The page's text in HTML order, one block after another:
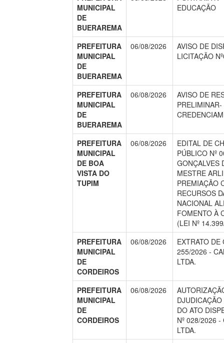
MUNICIPAL
DE
BUERAREMA
EDUCAÇÃO
PREFEITURA
MUNICIPAL
DE
BUERAREMA
06/08/2026
AVISO DE
LICITAÇÃO
PREFEITURA
MUNICIPAL
DE
BUERAREMA
06/08/2026
AVISO DE
PREFEITURA
MUNICIPAL
DE BOA
VISTA DO
TUPIM
06/08/2026
EDITAL DE
PÚBLICO Nº
GONÇALVES
MESTRE
PREMIAÇÃO
RECURSOS
NACIONAL
FOMENTO À
(LEI Nº
PREFEITURA
MUNICIPAL
DE
CORDEIROS
06/08/2026
EXTRATO DE
255/2026 -
LTDA.
PREFEITURA
MUNICIPAL
DE
CORDEIROS
06/08/2026
DO ATO
Nº 028/2026 -
LTDA.